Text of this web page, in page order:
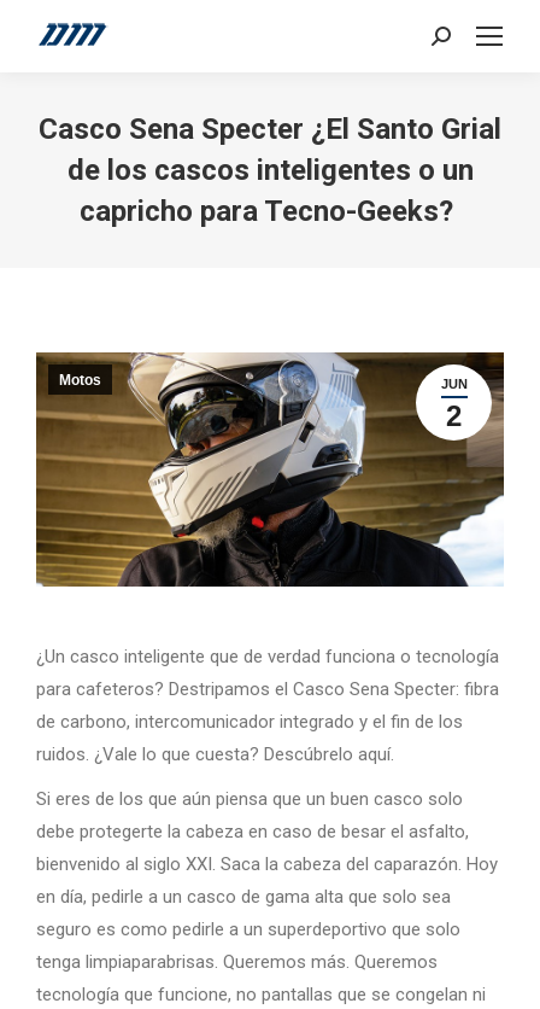
Search:
Casco Sena Specter ¿El Santo Grial
de los cascos inteligentes o un
capricho para Tecno-Geeks?
JUN
2
Motos
¿Un casco inteligente que de verdad funciona o tecnología
para cafeteros? Destripamos el Casco Sena Specter: fibra
de carbono, intercomunicador integrado y el fin de los
ruidos. ¿Vale lo que cuesta? Descúbrelo aquí.
Si eres de los que aún piensa que un buen casco solo
debe protegerte la cabeza en caso de besar el asfalto,
bienvenido al siglo XXI. Saca la cabeza del caparazón. Hoy
en día, pedirle a un casco de gama alta que solo sea
seguro es como pedirle a un superdeportivo que solo
tenga limpiaparabrisas. Queremos más. Queremos
tecnología que funcione, no pantallas que se congelan ni